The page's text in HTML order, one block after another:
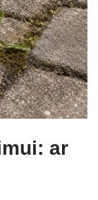
ar